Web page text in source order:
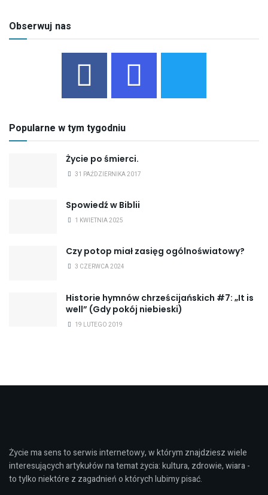
Obserwuj nas
Popularne w tym tygodniu
Życie po śmierci.
31 PAŹDZIERNIKA 2017
Spowiedź w Biblii
1 KWIETNIA 2025
Czy potop miał zasięg ogólnoświatowy?
3 CZERWCA 2024
Historie hymnów chrześcijańskich #7: „It is
well” (Gdy pokój niebieski)
19 LUTEGO 2019
Życie ma sens to serwis internetowy, w którym znajdziesz wiele
interesujących artykułów na temat życia: kultura, zdrowie, wiara -
to tylko niektóre z zagadnień o których lubimy pisać.